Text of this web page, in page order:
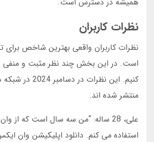
نظرات کاربران
نظرات کاربران واقعی بهترین شاخص برای
است. در این بخش چند نظر مثبت و منفی
کنیم. این نظرات در
منتشر شده اند.
علی، 28 ساله: “من سه سال است که از
استفاده می کنم. دانلود اپلیکیشن وان